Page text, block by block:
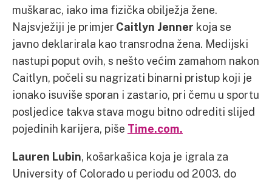
muškarac, iako ima fizička obilježja žene.
Najsvježiji je primjer Caitlyn Jenner koja se
javno deklarirala kao transrodna žena. Medijski
nastupi poput ovih, s nešto većim zamahom nakon
Caitlyn, počeli su nagrizati binarni pristup koji je
ionako isuviše sporan i zastario, pri čemu u sportu
posljedice takva stava mogu bitno odrediti slijed
pojedinih karijera, piše Time.com.
Lauren Lubin, košarkašica koja je igrala za
University of Colorado u periodu od 2003. do